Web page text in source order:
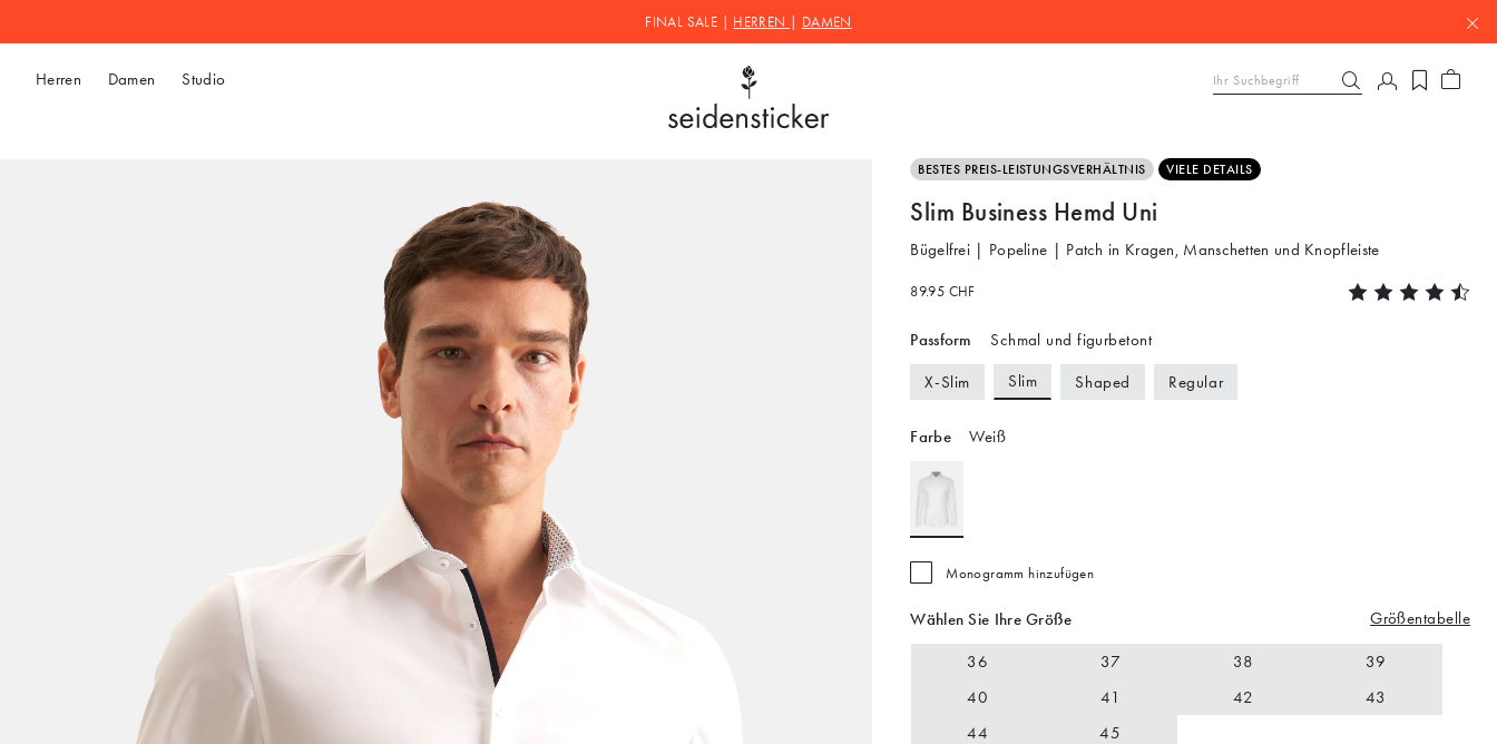
FINAL SALE | HERREN DAMEN
Herren Damen Studio
BESTES PREIS-LEISTUNGSVERHÄLTNIS VIELE DETAILS
Slim Business Hemd Uni
Bügelfrei | Popeline | Patch in Kragen, Manschetten und Knopfleiste
89.95 CHF
Passform Schmal und figurbetont
X-Slim Slim Shaped Regular
Farbe Weiß
Monogramm hinzufügen
Wählen Sie Ihre Größe Größentabelle
36 37 38
39
40
41 42
43
44
45